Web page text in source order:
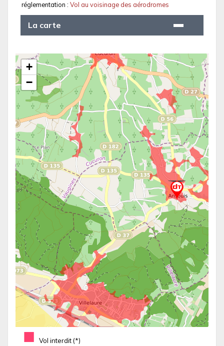
réglementation : Vol au voisinage des aérodromes
La carte
■ Vol interdit (*)